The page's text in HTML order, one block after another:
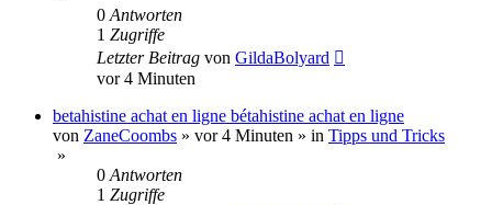
0 Antworten
1 Zugriffe
Letzter Beitrag von GildaBolyard
vor 4 Minuten
betahistine achat en ligne bétahistine achat en ligne
von ZaneCoombs » vor 4 Minuten » in Tipps und Tricks
»
0 Antworten
1 Zugriffe